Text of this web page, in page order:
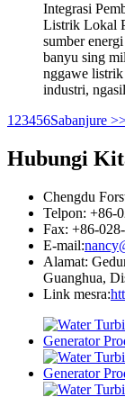
Integrasi
Listrik Lokal
sumber
banyu sing
nggawe
industri,
123456Sabanjure >
Hubungi
Chengdu
Telpon: +86-
Fax: +86-
E-mail:
Alamat:
Guanghua,
Link mesra: